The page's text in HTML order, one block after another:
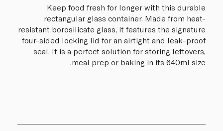
Keep food fresh for longer with this durable
rectangular glass container. Made from heat-
resistant borosilicate glass, it features the signature
four-sided locking lid for an airtight and leak-proof
seal. It is a perfect solution for storing leftovers,
meal prep or baking in its 640ml size.